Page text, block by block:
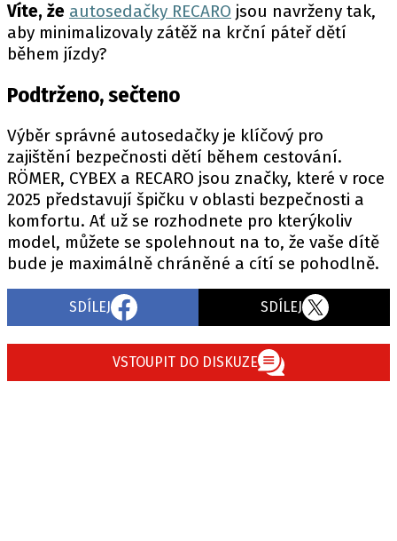
Víte, že autosedačky RECARO jsou navrženy tak,
aby minimalizovaly zátěž na krční páteř dětí
během jízdy?
Podtrženo, sečteno
Výběr správné autosedačky je klíčový pro
zajištění bezpečnosti dětí během cestování.
RÖMER, CYBEX a RECARO jsou značky, které v roce
2025 představují špičku v oblasti bezpečnosti a
komfortu. Ať už se rozhodnete pro kterýkoliv
model, můžete se spolehnout na to, že vaše dítě
bude je maximálně chráněné a cítí se pohodlně.
SDÍLEJ SDÍLEJ
VSTOUPIT DO DISKUZE